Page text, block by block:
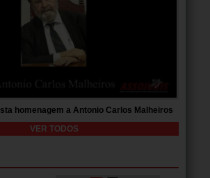
homenagem a Antonio Carlos Malheiros
VER TODOS